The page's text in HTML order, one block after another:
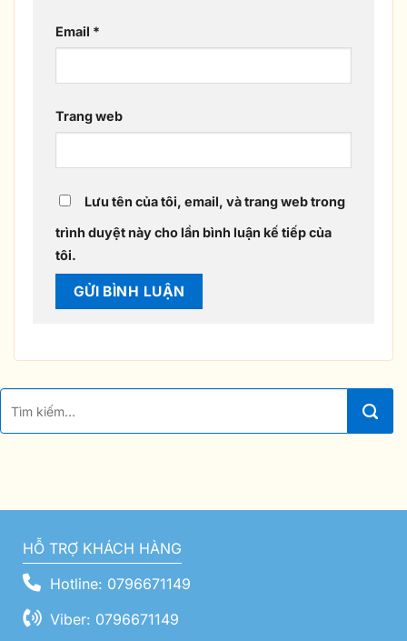
Email *
Trang web
Lưu tên của tôi, email, và trang web trong
trình duyệt này cho lần bình luận kế tiếp của
tôi.
HỖ TRỢ KHÁCH HÀNG
Hotline: 0796671149
Viber: 0796671149